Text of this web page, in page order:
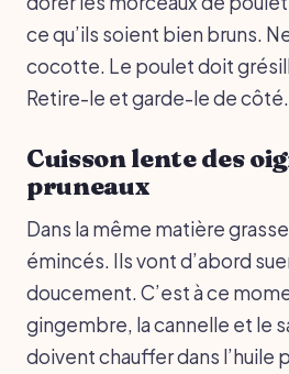
ce qu’ils soient bien bruns.
cocotte. Le poulet doit
Retire-le et garde-le de côté.
Cuisson lente des
pruneaux
Dans la même matière
émincés. Ils vont d’abord
doucement. C’est à ce
gingembre, la cannelle et le
doivent chauffer dans l’huile